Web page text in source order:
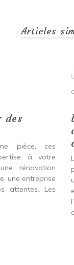
Articles
des
pièce, ces
à votre
rénovation
une entreprise
attentes. Les